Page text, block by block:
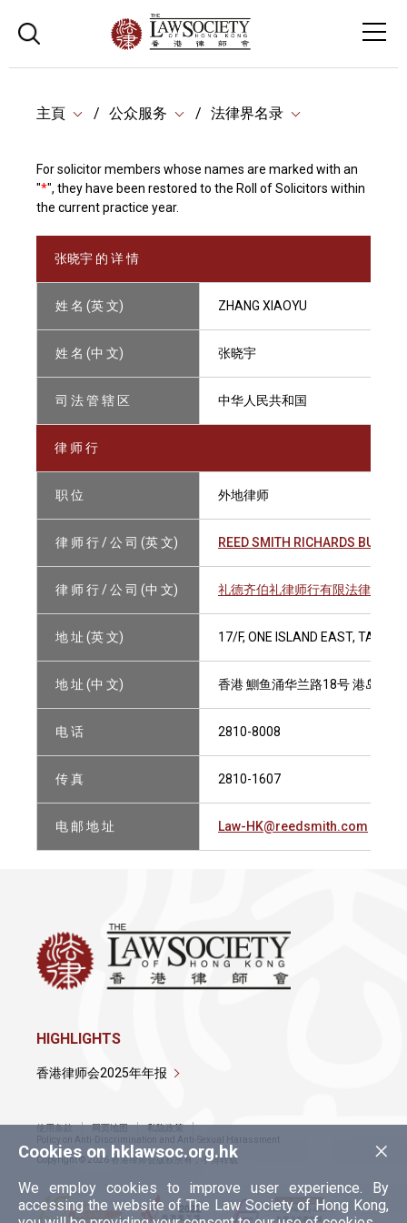
主頁 公众服务 法律界名录
For solicitor members whose names are marked with an
"*", they have been restored to the Roll of Solicitors within
the current practice year.
张晓宇 的 详 情
姓 名 (英 文) ZHANG XIAOYU
姓 名 (中 文) 张晓宇
司 法 管 辖 区 中华人民共和国
律 师 行
职 位 外地律师
律 师 行 / 公 司 (英 文) REED SMITH RICHARDS BUTLER
律 师 行 / 公 司 (中 文) 礼德齐伯礼律师行有限法律责任
地 址 (英 文) 17/F, ONE ISLAND EAST,
地 址 (中 文) 香港 鰂鱼涌华兰路18号 港岛东中
电 话 2810-8008
传 真 2810-1607
电 邮 地 址 Law-HK@reedsmith.com
×
Cookies on hklawsoc.org.hk
We employ cookies to improve user experience. By
accessing the website of The Law Society of Hong Kong,
HIGHLIGHTS
香港律师会2025年年报
使用条款 网页地图
私隐政策
Policy on Anti-Discrimination and Anti-Sexual Harassment
Copyright © 2026 香港律师会版权所有，不得转载